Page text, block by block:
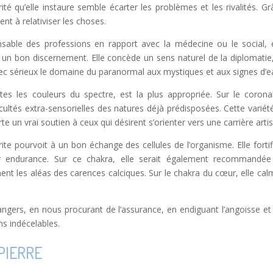
qu’elle instaure semble écarter les problèmes et les rivalités.
à relativiser les choses.
des professions en rapport avec la médecine ou le social,
bon discernement. Elle concède un sens naturel de la
sérieux le domaine du paranormal aux mystiques et aux signes
les couleurs du spectre, est la plus appropriée. Sur le
extra-sensorielles des natures déjà prédisposées. Cette
un vrai soutien à ceux qui désirent s’orienter vers une carrière
pourvoit à un bon échange des cellules de l’organisme. Elle
endurance. Sur ce chakra, elle serait également
les aléas des carences calciques. Sur le chakra du cœur, elle
en nous procurant de l’assurance, en endiguant l’angoisse
indécelables.